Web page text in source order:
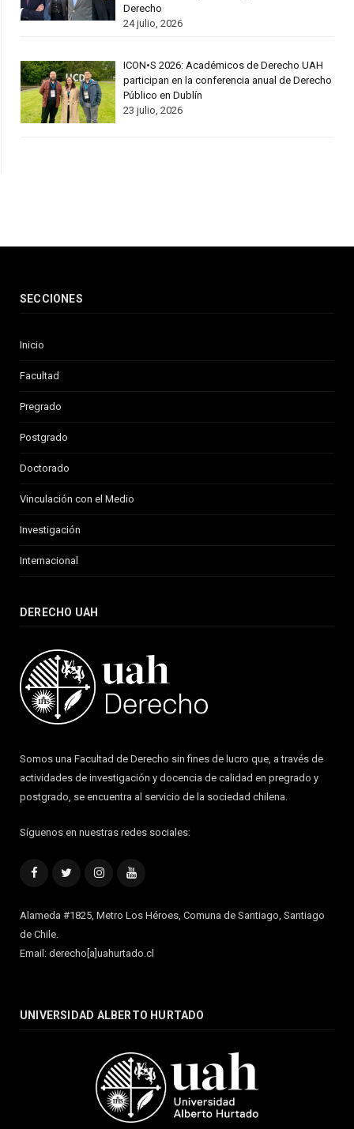
Derecho
24 julio, 2026
ICON•S 2026: Académicos de Derecho UAH
participan en la conferencia anual de Derecho
Público en Dublín
23 julio, 2026
SECCIONES
Inicio
Facultad
Pregrado
Postgrado
Doctorado
Vinculación con el Medio
Investigación
Internacional
DERECHO UAH
Somos una Facultad de Derecho sin fines de lucro que, a través de
actividades de investigación y docencia de calidad en pregrado y
postgrado, se encuentra al servicio de la sociedad chilena.
Síguenos en nuestras redes sociales:
FacebookTwitterInstagramYouTube
Alameda #1825, Metro Los Héroes, Comuna de Santiago, Santiago
de Chile.
Email: derecho[a]uahurtado.cl
UNIVERSIDAD ALBERTO HURTADO